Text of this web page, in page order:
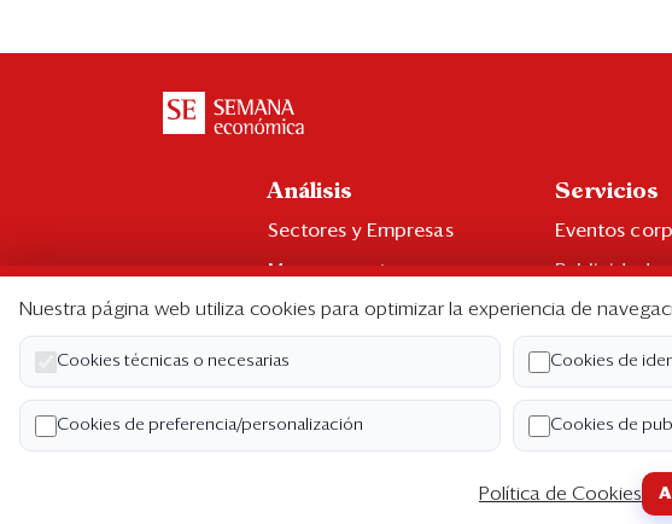
Análisis
Sectores y Empresas
Management
Economía y Finanzas
Ranking CEO
Blogs
Servicios
Eventos
Publicidad
Contáctenos
Libro de
Copyright ©2026
Nuestra página web utiliza cookies para optimizar la experiencia de
Cookies técnicas o necesarias Cookies de
Cookies de preferencia/personalización Cookies de
Política de Cookies